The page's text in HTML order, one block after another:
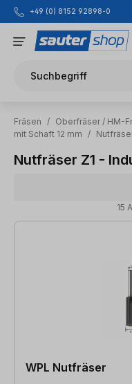
Zum Hauptinhalt
+49 (0) 8152 92898-0
Suchbegriff
Fräsen / Oberfräser / HM-
mit Schaft 12 mm
/
Nutfräser Z1 -
15
15 Artikel gefunden
WPL Nutfräser